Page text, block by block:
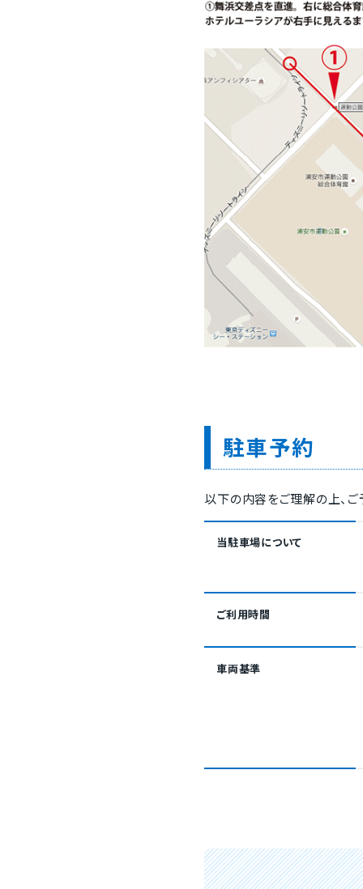
駐車予約
以下の内容をご理解の上、ご
当駐車場について
ご利用時間
車両基準